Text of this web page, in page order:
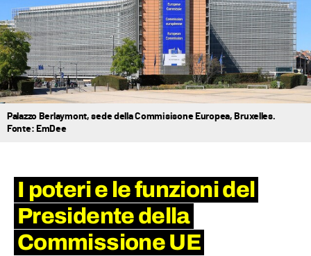
Palazzo Berlaymont, sede della Commisisone Europea, Bruxelles.
Fonte: EmDee
I poteri e le funzioni del
Presidente della
Commissione UE